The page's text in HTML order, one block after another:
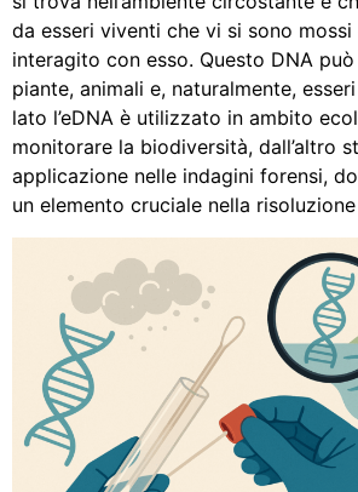
da esseri viventi che vi si sono mossi
interagito con esso. Questo DNA
piante, animali e, naturalmente,
lato l’eDNA è utilizzato in ambito
monitorare la biodiversità, dall’altro
applicazione nelle indagini forensi,
un elemento cruciale nella